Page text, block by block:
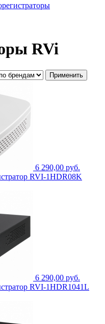
RVi
6 290,00 руб.
RVI-1HDR08K
6 290,00 руб.
RVI-1HDR1041L